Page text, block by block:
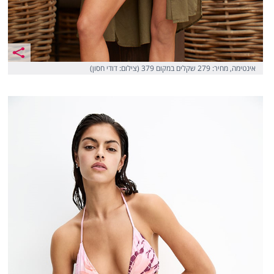
אינטימה, מחיר: 279 שקלים במקום 379 (צילום: דודי חסון)